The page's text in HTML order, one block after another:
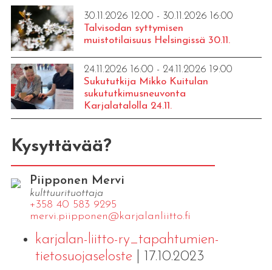
30.11.2026 12:00 - 30.11.2026 16:00
Talvisodan syttymisen
muistotilaisuus Helsingissä 30.11.
24.11.2026 16:00 - 24.11.2026 19:00
Sukututkija Mikko Kuitulan
sukututkimusneuvonta
Karjalatalolla 24.11.
Kysyttävää?
Piipponen Mervi
kulttuurituottaja
+358 40 583 9295
mervi.​piipponen@​kar​jala​nlii​tto.​fi
karjalan-liitto-ry_tapahtumien-
tietosuojaseloste| 17.10.2023